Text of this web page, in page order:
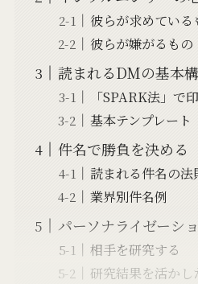
彼らが求めている
彼らが嫌がるもの
読まれるDMの基本
「SPARK法」で
基本テンプレート
件名で勝負を決める
読まれる件名の法
業界別件名例
パーソナライゼーシ
相手を研究する
研究結果を活かし